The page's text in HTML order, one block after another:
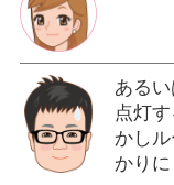
ある
点灯
かし
かりに